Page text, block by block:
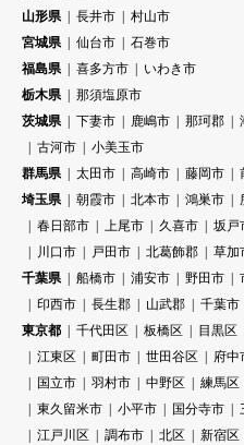
山形県
長井市
村山市
宮城県
仙台市
石巻市
福島県
喜多方市
いわき市
栃木県
那須塩原市
茨城県
下妻市 鹿嶋市 那珂郡
古河市
小美玉市
群馬県
太田市 高崎市 藤岡市
埼玉県
朝霞市 北本市 鴻巣市
春日部市
上尾市 久喜市 坂戸
川口市
戸田市 北葛飾郡 草加
千葉県
船橋市 浦安市 野田市
印西市
長生郡 山武郡 千葉市
東京都
千代田区 板橋区 目黒区
江東区
町田市 世田谷区 府中
国立市
羽村市 中野区 練馬区
東久留米市
小平市 国分寺市
江戸川区
調布市 北区 新宿区